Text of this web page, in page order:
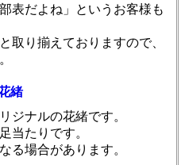
表だよね」というお客様も
取り揃えておりますので、
緒
ジナルの花緒です。
当たりです。
る場合があります。